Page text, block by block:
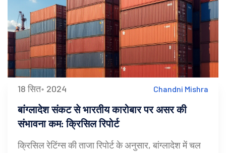
18 सित॰ 2024 Chandni Mishra
बांग्लादेश संकट से भारतीय कारोबार पर असर की
संभावना कम: क्रिसिल रिपोर्ट
क्रिसिल रेटिंग्स की ताजा रिपोर्ट के अनुसार, बांग्लादेश में चल